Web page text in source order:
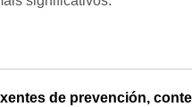
de prevención,